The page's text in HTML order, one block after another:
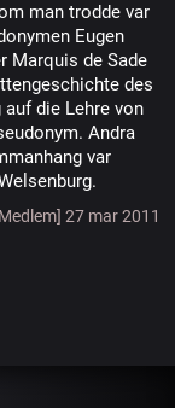
man trodde var
Eugen
Marquis de Sade
des
die Lehre von
Andra
var
27 mar 2011